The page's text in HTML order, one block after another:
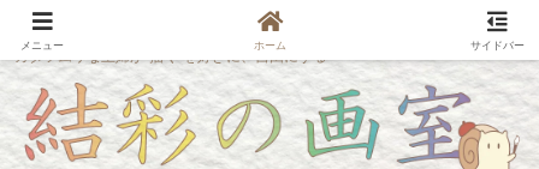
カタツムリな主婦が“描く”を好きに、自由にする
メニュー ホーム サイドバー